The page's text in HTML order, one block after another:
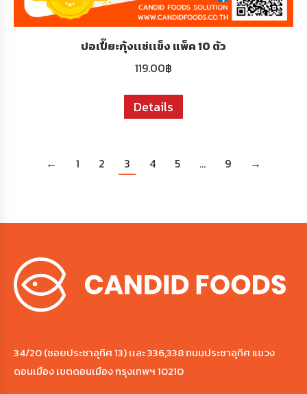
ปอเปี๊ยะกุ้งเเช่เเข็ง แพ็ค 10 ตัว
119.00฿
Details
← 1 2 3 4 5 … 9 →
34/20 (ซอยประชาอุทิศ 13) เเละ 336,338 ถนนประชาอุทิศ แขวง
ดอนเมือง เขตดอนเมือง กรุงเทพฯ 10210